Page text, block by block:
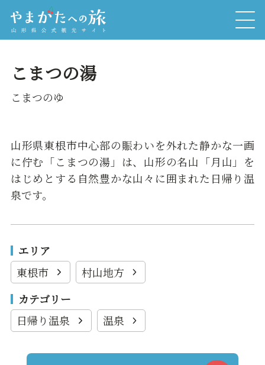
こまつの湯
こまつのゆ
山形県東根市中心部の賑わいを外れた静かな一画
に佇む「こまつの湯」は、山形の名山「月山」を
はじめとする自然豊かな山々に囲まれた日帰り温
泉です。
エリア
東根市
村山地方
カテゴリー
日帰り温泉
温泉